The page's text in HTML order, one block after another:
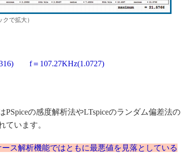
で拡大）
f＝107.27KHz(1.0727)
の感度解析法やLTspiceのランダム偏差法の
ています。
ス解析機能ではともに最悪値を見落としている